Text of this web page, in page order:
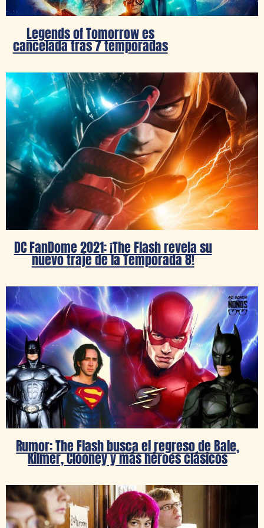
Legends of Tomorrow es
cancelada tras 7 temporadas
DC FanDome 2021: ¡The Flash revela su
nuevo traje de la Temporada 8!
Rumor: The Flash busca el regreso de Bale,
Kilmer, Clooney y más héroes clásicos